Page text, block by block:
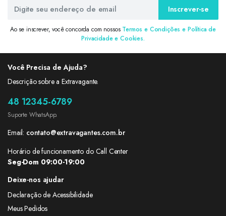
Inscrever-se
Ao se inscrever, você concorda com nossos Termos e Condições e Política de
Privacidade e Cookies.
Você Precisa de Ajuda?
Descrição sobre a Extravagante.
48 12345-6789
Suporte WhatsApp.
Email: contato@extravagantes.com.br
Horário de funcionamento do Call Center
Seg-Dom 09:00-19:00
Deixe-nos ajudar
Declaração de Acessibilidade
Meus Pedidos